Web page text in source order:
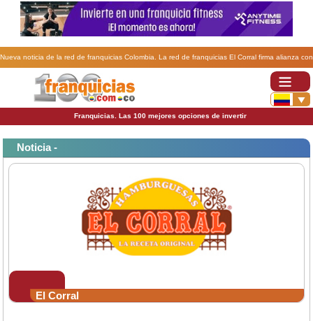
Nueva noticia de la red de franquicias Colombia. La red de franquicias El Corral firma alianza con
Franquicias. Las 100 mejores opciones de invertir
Noticia -
El Corral